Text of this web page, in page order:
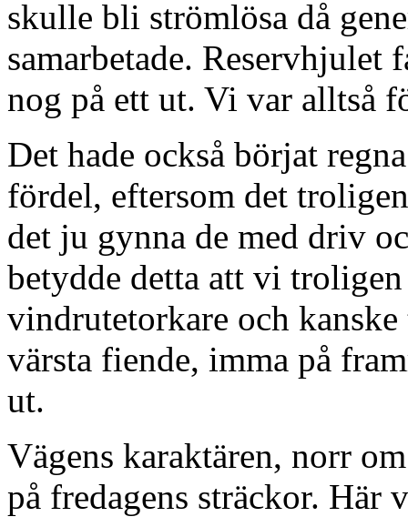
skulle bli strömlösa då
samarbetade.
nog på ett ut. Vi var alltså
Det hade också börjat
fördel, eftersom det
det ju gynna de med driv
betydde detta att vi
vindrutetorkare och kanske
värsta fiende, imma på
ut.
Vägens karaktären, norr
på fredagens sträckor. Här